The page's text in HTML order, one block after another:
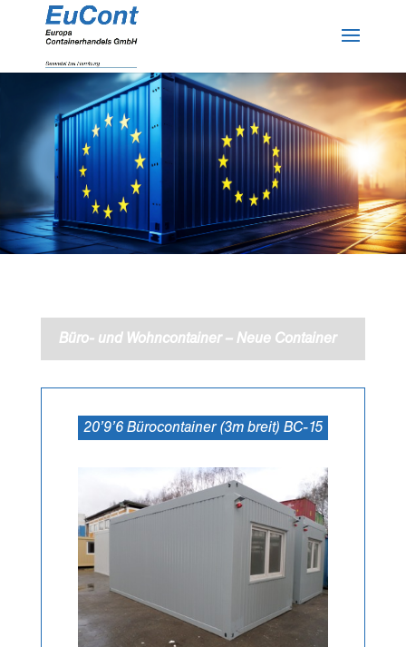
Büro- und Wohncontainer – Neue Container
20’9’6 Bürocontainer (3m breit) BC-15